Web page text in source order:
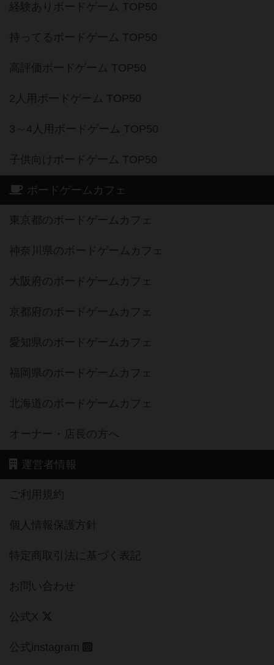
経験ありボードゲーム TOP50
持ってるボードゲーム TOP50
高評価ボードゲーム TOP50
2人用ボードゲーム TOP50
3～4人用ボードゲーム TOP50
子供向けボードゲーム TOP50
ボードゲームカフェ
東京都のボードゲームカフェ
神奈川県のボードゲームカフェ
大阪府のボードゲームカフェ
京都府のボードゲームカフェ
愛知県のボードゲームカフェ
福岡県のボードゲームカフェ
北海道のボードゲームカフェ
オーナー・店長の方へ
運営者情報
ご利用規約
個人情報保護方針
特定商取引法に基づく表記
お問い合わせ
公式X
公式instagram